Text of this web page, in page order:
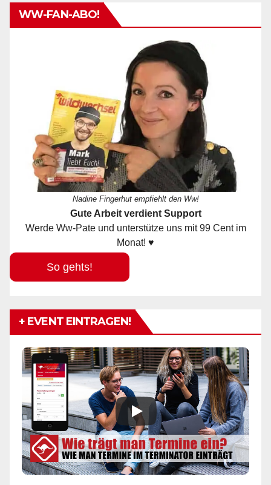
WW-FAN-ABO!
Nadine Fingerhut empfiehlt den Ww!
Gute Arbeit verdient Support
Werde Ww-Pate und unterstütze uns mit 99 Cent im
Monat! ♥
So gehts!
+ EVENT EINTRAGEN!